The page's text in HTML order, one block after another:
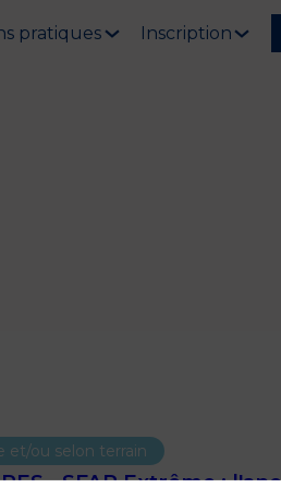
pratiques Inscription
et/ou selon terrain
- SFAR Extrême :